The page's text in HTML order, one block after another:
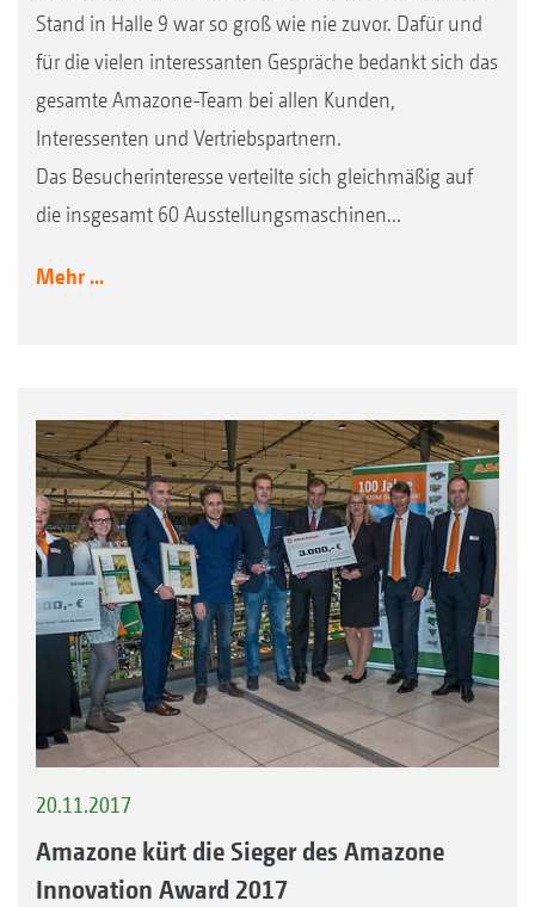
Stand in Halle 9 war so groß wie nie zuvor. Dafür und
für die vielen interessanten Gespräche bedankt sich das
gesamte Amazone-Team bei allen Kunden,
Interessenten und Vertriebspartnern.
Das Besucherinteresse verteilte sich gleichmäßig auf
die insgesamt 60 Ausstellungsmaschinen...
Mehr ...
20.11.2017
Amazone kürt die Sieger des Amazone
Innovation Award 2017